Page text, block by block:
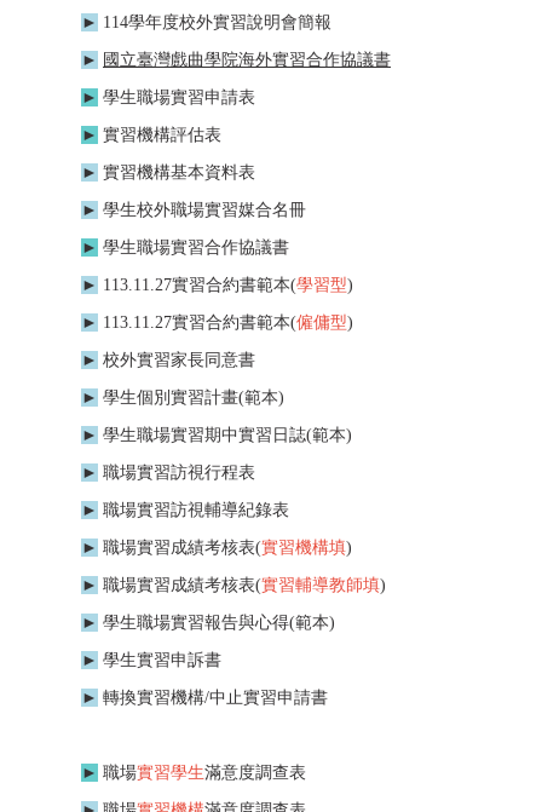
► 114學年度校外實習說明會簡報
► 國立臺灣戲曲學院海外實習合作協議書
► 學生職場實習申請表
► 實習機構評估表
► 實習機構基本資料表
► 學生校外職場實習媒合名冊
► 學生職場實習合作協議書
► 113.11.27實習合約書範本(學習型)
► 113.11.27實習合約書範本(僱傭型)
► 校外實習家長同意書
► 學生個別實習計畫(範本)
► 學生職場實習期中實習日誌(範本)
► 職場實習訪視行程表
► 職場實習訪視輔導紀錄表
► 職場實習成績考核表(實習機構填)
► 職場實習成績考核表(實習輔導教師填)
► 學生職場實習報告與心得(範本)
► 學生實習申訴書
► 轉換實習機構/中止實習申請書
► 職場實習學生滿意度調查表